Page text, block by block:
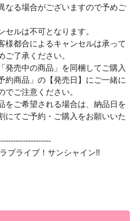
なる場合がございますので予めご
ルは不可となります。
都合によるキャンセルは承って
ご了承ください。
発売中の商品」を同梱してご購入
約商品」の【発売日】にご一緒に
でご注意ください。
をご希望される場合は、納品日を
にてご予約・ご購入をお願いいた
ブライブ！サンシャイン!!